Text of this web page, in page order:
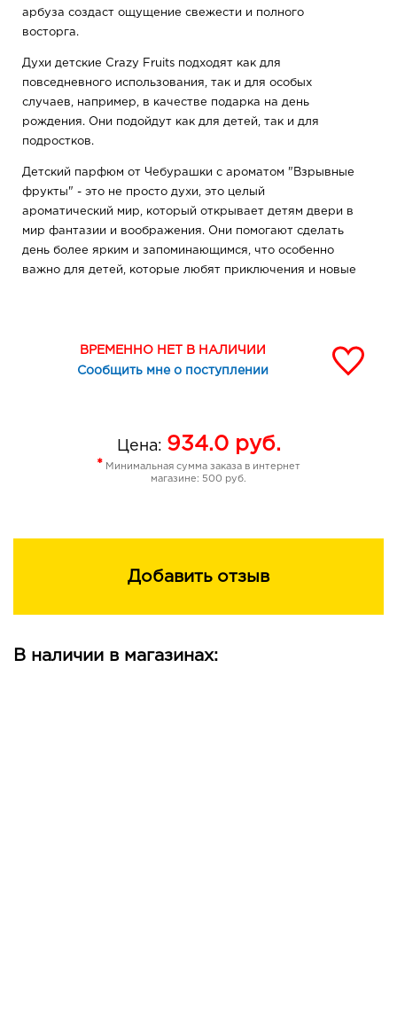
арбуза создаст ощущение свежести и полного
восторга.
Духи детские Crazy Fruits подходят как для
повседневного использования, так и для особых
случаев, например, в качестве подарка на день
рождения. Они подойдут как для детей, так и для
подростков.
Детский парфюм от Чебурашки с ароматом "Взрывные
фрукты" - это не просто духи, это целый
ароматический мир, который открывает детям двери в
мир фантазии и воображения. Они помогают сделать
день более ярким и запоминающимся, что особенно
важно для детей, которые любят приключения и новые
ВРЕМЕННО НЕТ В НАЛИЧИИ
Сообщить мне о поступлении
Цена: 934.0руб.
* Минимальная сумма заказа в интернет
магазине: 500 руб.
Добавить отзыв
В наличии в магазинах: